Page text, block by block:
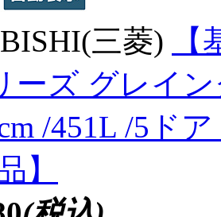
三菱)
ーズ グレイ
/451L /5ド
】